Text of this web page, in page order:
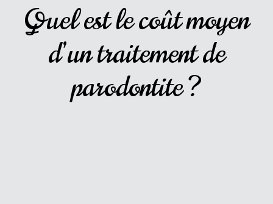
Quel est le coût moyen
d’un traitement de
parodontite ?